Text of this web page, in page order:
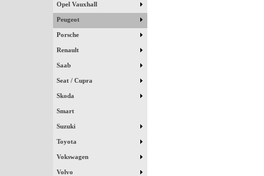
Opel Vauxhall
Peugeot
Porsche
Renault
Saab
Seat / Cupra
Skoda
Smart
Suzuki
Toyota
Vokswagen
Volvo